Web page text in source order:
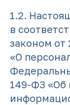
1.2.
в
законом
«О
149-Ф3 «Об